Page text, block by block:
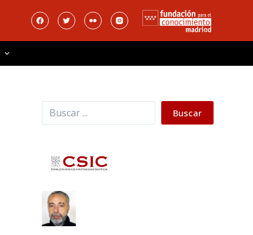
Buscar Buscar